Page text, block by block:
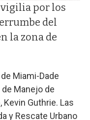
vigilia por los
del
la zona de
Miami-Dade
Manejo de
Kevin Guthrie. Las
y Rescate Urbano